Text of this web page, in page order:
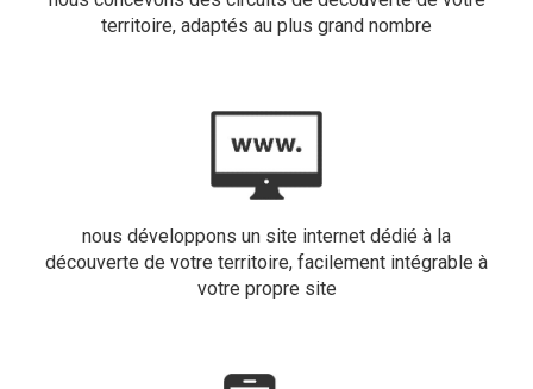
territoire, adaptés au plus grand nombre
nous développons un site internet dédié à la
découverte de votre territoire, facilement intégrable à
votre propre site